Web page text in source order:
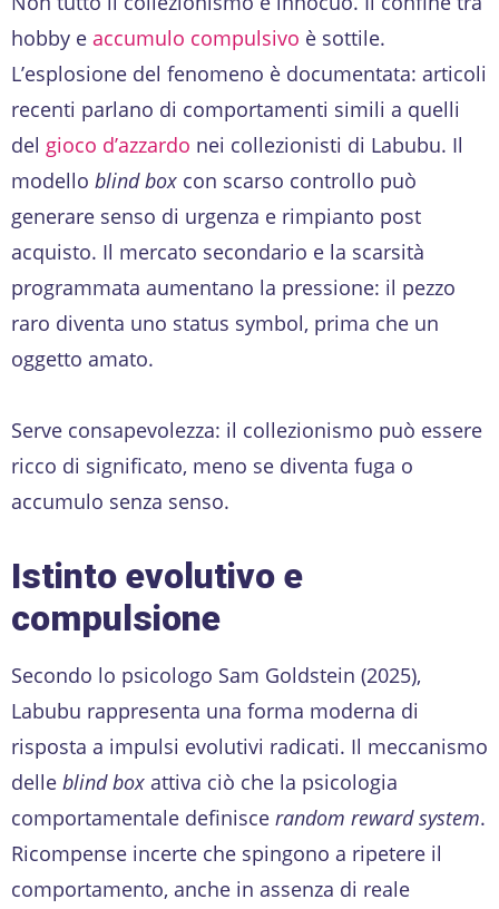
hobby e accumulo compulsivo è sottile.
L’esplosione del fenomeno è documentata: articoli
recenti parlano di comportamenti simili a quelli
del gioco d’azzardo nei collezionisti di Labubu. Il
modello blind box con scarso controllo può
generare senso di urgenza e rimpianto post
acquisto. Il mercato secondario e la scarsità
programmata aumentano la pressione: il pezzo
raro diventa uno status symbol, prima che un
oggetto amato.
Serve consapevolezza: il collezionismo può essere
ricco di significato, meno se diventa fuga o
accumulo senza senso.
Istinto evolutivo e
compulsione
Secondo lo psicologo Sam Goldstein (2025),
Labubu rappresenta una forma moderna di
risposta a impulsi evolutivi radicati. Il meccanismo
delle blind box attiva ciò che la psicologia
comportamentale definisce random reward system.
Ricompense incerte che spingono a ripetere il
comportamento, anche in assenza di reale